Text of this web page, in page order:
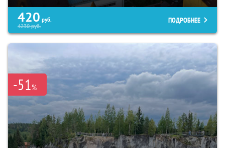
420 руб.
4230руб.
ПОДРОБНЕЕ
-51%